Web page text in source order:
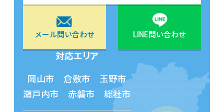
メール問い合わせ LINE問い合わせ
対応エリア
岡山市 倉敷市 玉野市
瀬戸内市 赤磐市 総社市